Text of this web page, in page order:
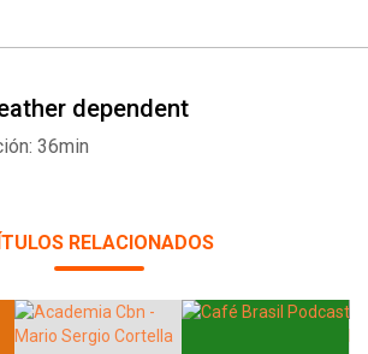
dependent
36min
RELACIONADOS